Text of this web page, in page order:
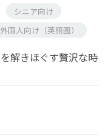
シニア向け
国人向け（英語圏）
解きほぐす贅沢な時